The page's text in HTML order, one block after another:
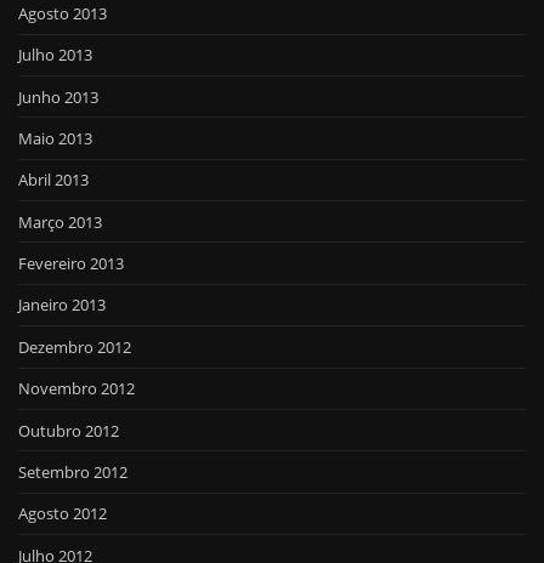
Agosto 2013
Julho 2013
Junho 2013
Maio 2013
Abril 2013
Março 2013
Fevereiro 2013
Janeiro 2013
Dezembro 2012
Novembro 2012
Outubro 2012
Setembro 2012
Agosto 2012
Julho 2012